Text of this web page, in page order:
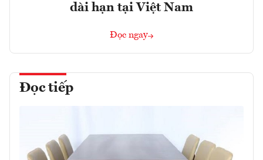
dài hạn tại Việt Nam
Đọc ngay
Đọc tiếp